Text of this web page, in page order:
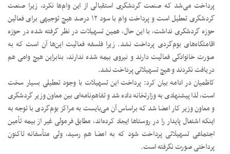
پرداخت می‌شد که صنعت گردشگری استقبالی از این وام‌ها نکرد، زیرا صنعت
گردشگری تعطیل است و پرداخت وام با سود ۱۲ درصد هیچ توجیهی برای فعالین
حوزه گردشگری نداشت، با این حال، همین تسهیلات در نظر گرفته شده در حوزه
اقامتگاه‌های بوم‌گردی پرداخت نشد. زیرا فلسفه فعالیت این‌ها آن است که به
صورت خانوادگی فعالیت دارند و نیروی بیمه شده ندارند، بنابراین هیچ وامی هم
دریافت نکردند و هیچ تسهیلاتی پرداخت نشد.
کاظمیان در ادامه بیان کرد: پرداخت این تسهیلات با وجود تعطیلی بسیار سخت
است، لذا پیشنهادی به وزارتخانه داده شد و تفاهم‌نامه‌ای بین معاون وزیر گردشگری
و معاون وزیر کار امضا شد که براساس آن می‌بایست به مراکز بوم‌گردی با توجه به
اینکه اشتغال پایدار را در روستاها ایجاد کرده‌اند، مطابق فرمولی غیر از بیمه تأمین
اجتماعی تسهیلاتی پرداخت شود که به امضا هم رسید، ولی متأسفانه تاکنون
پرداختی صورت نگرفته است.